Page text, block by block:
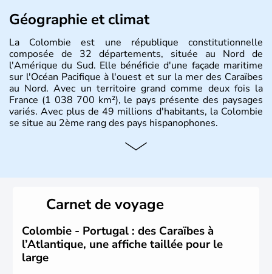
Géographie et climat
La Colombie est une république constitutionnelle
composée de 32 départements, située au Nord de
l'Amérique du Sud. Elle bénéficie d'une façade maritime
sur l'Océan Pacifique à l'ouest et sur la mer des Caraïbes
au Nord. Avec un territoire grand comme deux fois la
France (1 038 700 km²), le pays présente des paysages
variés. Avec plus de 49 millions d'habitants, la Colombie
se situe au 2ème rang des pays hispanophones.
Histoire et administration
en 1538, qui est toujours la capitale. C'est en 1810, que
le premier parlement s'établit à Bogotà, suivi en 1813
par la proclamation de l'indépendance. la Colombie est
une République depuis 1830.
Carnet de voyage
Colombie - Portugal : des Caraïbes à
l’Atlantique, une affiche taillée pour le
large